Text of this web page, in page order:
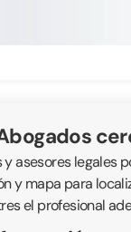
y asesores legales
y mapa para
el profesional